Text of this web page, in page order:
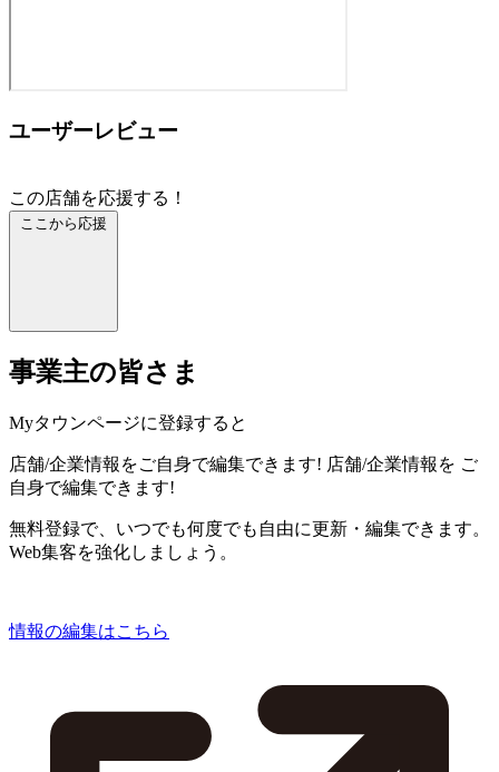
ユーザーレビュー
この店舗を応援する！
ここから応援
事業主の皆さま
Myタウンページに登録すると
店舗/企業情報をご自身で編集できます! 店舗/企業情報を ご
自身で編集できます!
無料登録で、いつでも何度でも自由に更新・編集できます。
Web集客を強化しましょう。
情報の編集はこちら